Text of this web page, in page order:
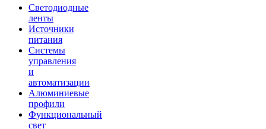
Светодиодные
ленты
Источники
питания
Системы
управления
и
автоматизации
Алюминиевые
профили
Функциональный
свет